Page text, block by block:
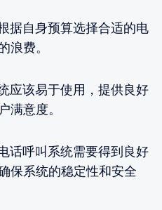
据自身预算选择合适的电
浪费。
应该易于使用，提供良好
满意度。
话呼叫系统需要得到良好
保系统的稳定性和安全